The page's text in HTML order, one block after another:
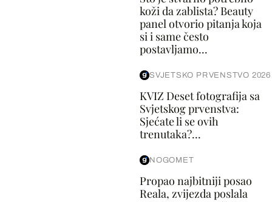
koži da zablista? Beauty
panel otvorio pitanja koja
si i same često
postavljamo...
SVJETSKO PRVENSTVO 2026
KVIZ Deset fotografija sa
Svjetskog prvenstva:
Sjećate li se ovih
trenutaka?...
NOGOMET
Propao najbitniji posao
Reala, zvijezda poslala